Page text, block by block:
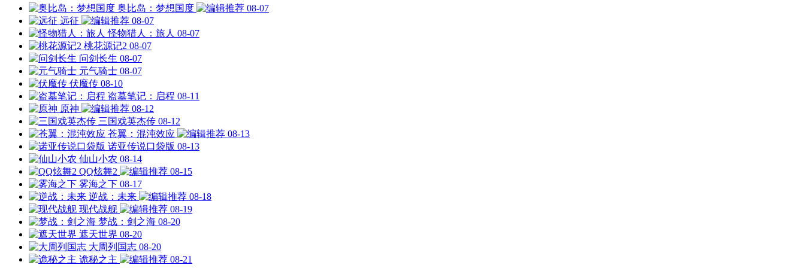
奥比岛：梦想国度
08-07
远征
08-07
怪物猎人：旅人 08-07
桃花源记2 08-07
问剑长生 08-07
元气骑士 08-07
伏魔传 08-10
盗墓笔记：启程 08-11
原神
08-12
三国戏英杰传 08-12
苍翼：混沌效应
08-13
诺亚传说口袋版 08-13
仙山小农 08-14
QQ炫舞2
08-15
雾海之下 08-17
逆战：未来
08-18
现代战舰
08-19
梦战：剑之海 08-20
遮天世界 08-20
大周列国志 08-20
诡秘之主
08-21